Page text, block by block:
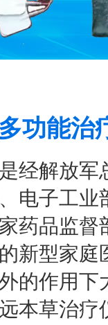
功能治
经解放
电子工业
药品监督
新型家
的作用下
本草治疗